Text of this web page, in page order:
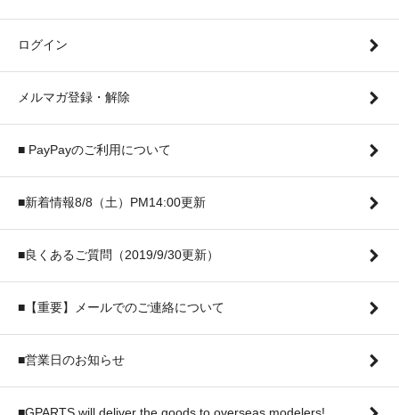
ログイン
メルマガ登録・解除
■ PayPayのご利用について
■新着情報8/8（土）PM14:00更新
■良くあるご質問（2019/9/30更新）
■【重要】メールでのご連絡について
■営業日のお知らせ
■GPARTS will deliver the goods to overseas modelers!